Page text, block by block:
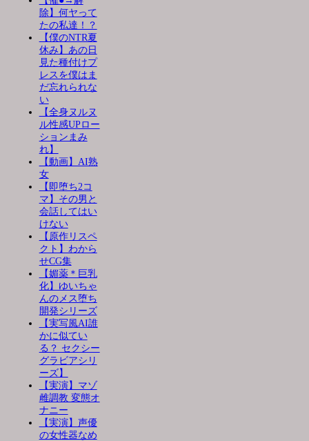
除】何ヤって
たの私達！？
【僕のNTR夏
休み】あの日
見た種付けプ
レスを僕はま
だ忘れられな
い
【全身ヌルヌ
ル性感UPロー
ションまみ
れ】
【動画】AI熟
女
【即堕ち2コ
マ】その男と
会話してはい
けない
【原作リスペ
クト】わから
せCG集
【媚薬＊巨乳
化】ゆいちゃ
んのメス堕ち
開発シリーズ
【実写風AI誰
かに似てい
る？ セクシー
グラビアシリ
ーズ】
【実演】マゾ
雌調教 変態オ
ナニー
【実演】声優
の女性器なめ